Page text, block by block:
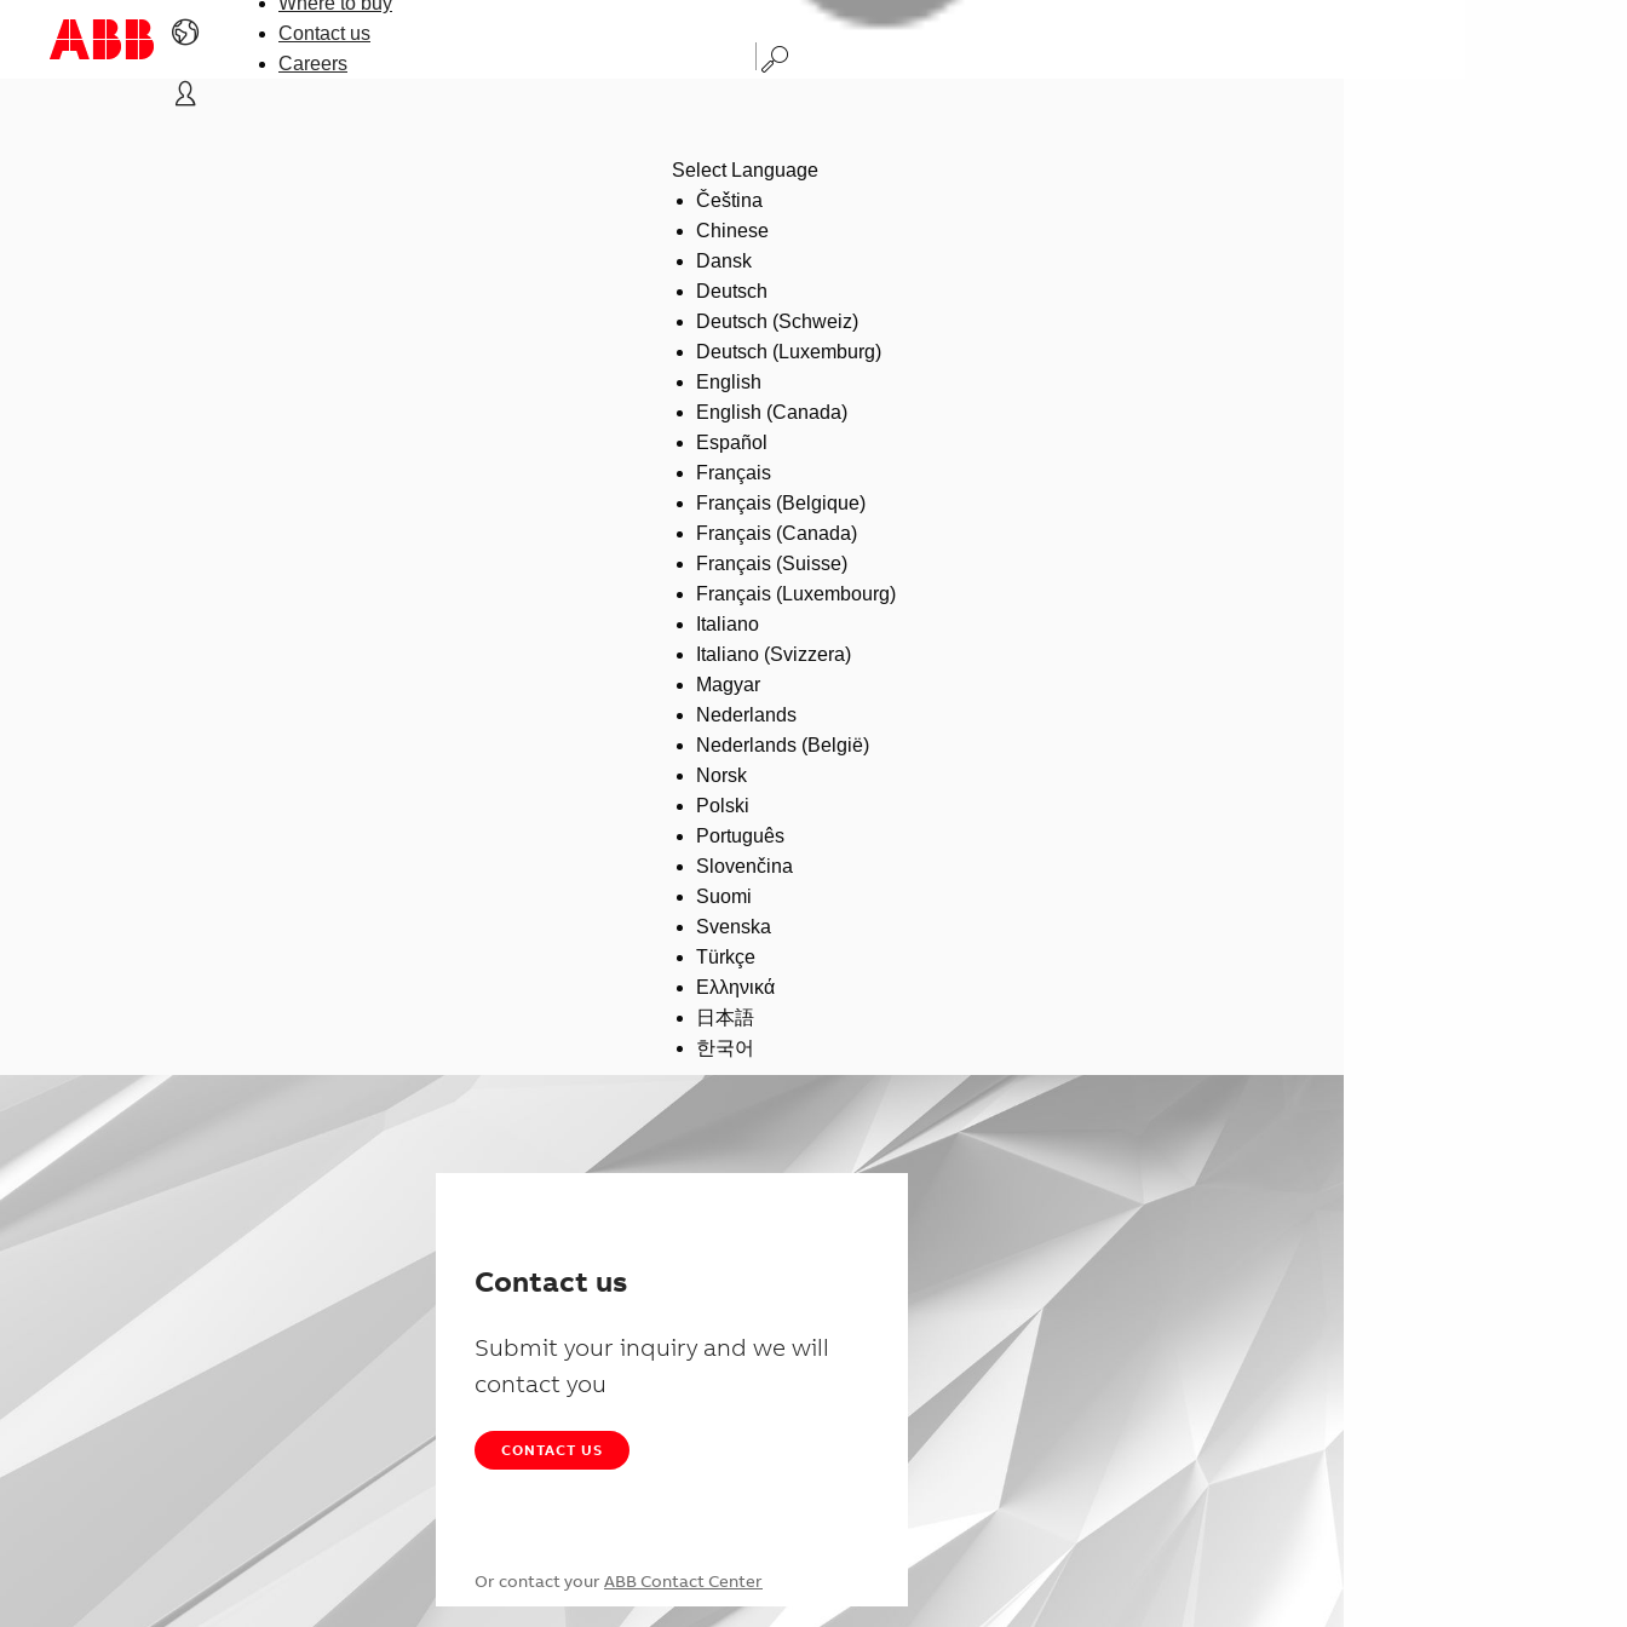
Contact us
Careers
Select Language
Čeština
Chinese
Dansk
Deutsch
Deutsch (Schweiz)
Deutsch (Luxemburg)
English
English (Canada)
Español
Français
Français (Belgique)
Français (Canada)
Français (Suisse)
Français (Luxembourg)
Italiano
Italiano (Svizzera)
Magyar
Nederlands
Nederlands (België)
Norsk
Polski
Português
Slovenčina
Suomi
Svenska
Türkçe
Ελληνικά
日本語
한국어
Contact us
Submit your inquiry and we will
contact you
CONTACT US
Or contact your ABB Contact Center